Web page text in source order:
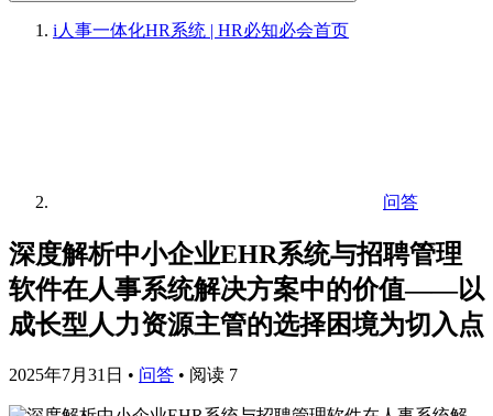
i人事一体化HR系统 | HR必知必会首页
问答
深度解析中小企业EHR系统与招聘管理
软件在人事系统解决方案中的价值——以
成长型人力资源主管的选择困境为切入点
2025年7月31日 • 问答 • 阅读 7